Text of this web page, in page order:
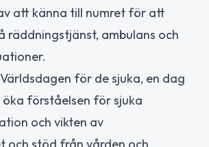
att känna till numret för att
räddningstjänst, ambulans och
för de sjuka, en dag
förståelsen för sjuka
och vikten av